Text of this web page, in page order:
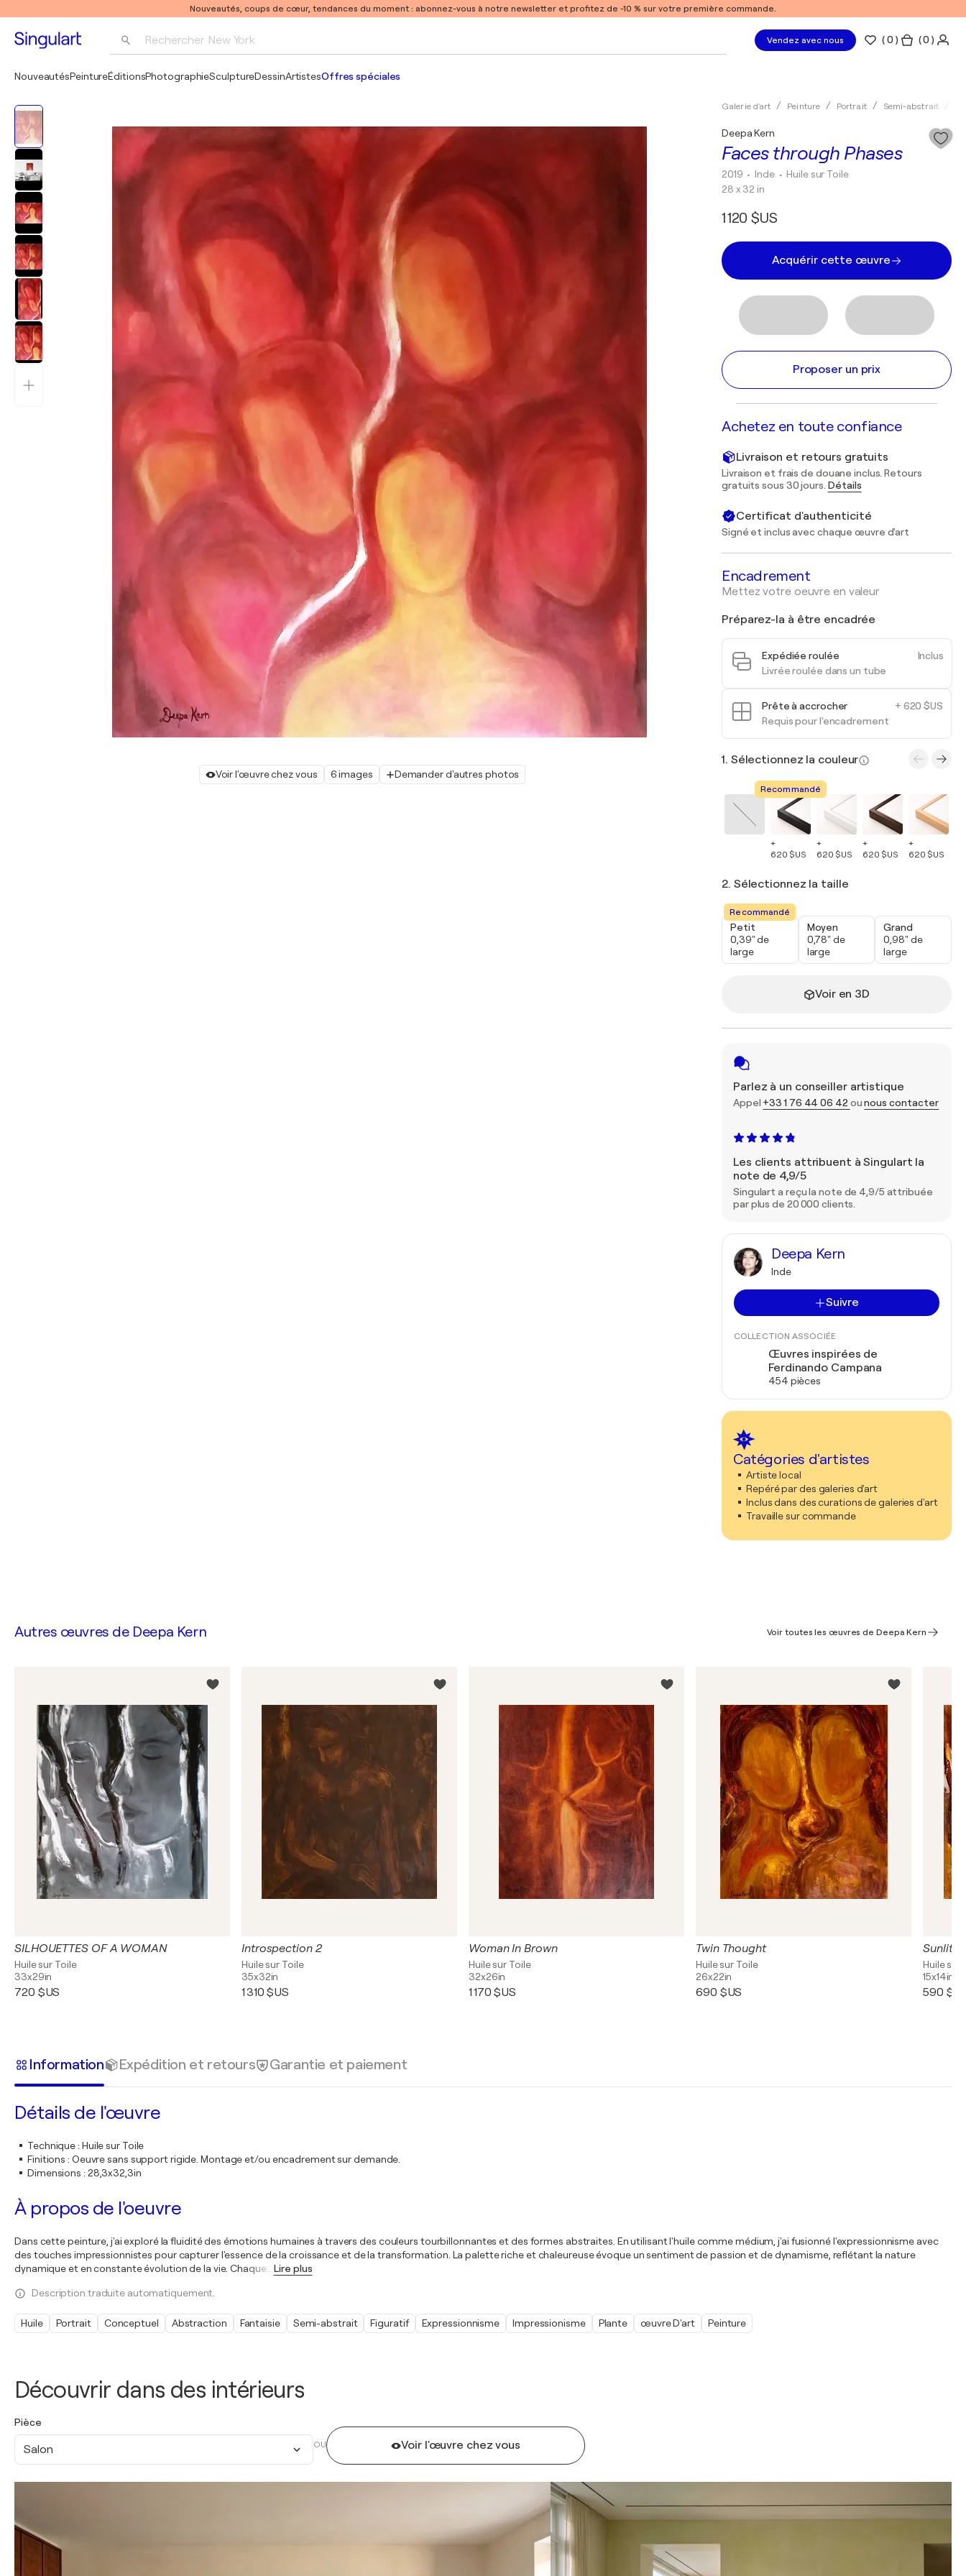
Nouveautés, coups de cœur, tendances du moment : abonnez-vous à notre newsletter et profitez de -10 % sur votre première commande.
Rechercher New York
Pablo Picasso
Vendez avec nous (0 ) ( 0 )
NouveautésPeintureÉditionsPhotographieSculptureDessinArtistesOffres spéciales
Voir l'œuvre chez vous 6 images Demander d'autres photos
Galerie d'art Peinture Portrait Semi-abstrait
Faces through Phases
Deepa Kern
2019 • Inde • Huile sur Toile
28 x 32 in
1 120 $US
Acquérir cette œuvre
Proposer un prix
Achetez en toute confiance
Livraison et retours gratuits
Livraison et frais de douane inclus. Retours
gratuits sous 30 jours. Détails
Certificat d'authenticité
Signé et inclus avec chaque œuvre d'art
Encadrement
Mettez votre oeuvre en valeur
Préparez-la à être encadrée
Inclus
Expédiée roulée
Livrée roulée dans un tube
+ 620 $US
Prête à accrocher
Requis pour l'encadrement
1. Sélectionnez la couleur
Recommandé
+
620 $US
+
620 $US
+
620 $US
+
620 $US
2. Sélectionnez la taille
Recommandé
Petit
0,39" de
large
Moyen
0,78" de
large
Grand
0,98" de
large
Voir en 3D
Parlez à un conseiller artistique
Appel +33 1 76 44 06 42 ounous contacter
Les clients attribuent à Singulart la
note de 4,9/5
Singulart a reçu la note de 4,9/5 attribuée
par plus de 20 000 clients.
Deepa Kern
Inde
Suivre
COLLECTION ASSOCIÉE
Œuvres inspirées de
Ferdinando Campana
454 pièces
Catégories d'artistes
Artiste local
Repéré par des galeries d'art
Inclus dans des curations de galeries d'art
Travaille sur commande
Découvrir dans des intérieurs
Pièce
Salon OU Voir l'œuvre chez vous
Autres œuvres de Deepa Kern Voir toutes les œuvres de Deepa Kern
SILHOUETTES OF A WOMAN
Huile sur Toile
33x29in
720 $US
Introspection 2
Huile sur Toile
35x32in
1 310 $US
Woman In Brown
Huile sur Toile
32x26in
1 170 $US
Twin Thought
Huile sur Toile
26x22in
690 $US
Sunlit
Huile sur
15x14in
590
Information Expédition et retours Garantie et paiement
Détails de l'œuvre
Technique: Huile sur Toile
Finitions : Oeuvre sans support rigide. Montage et/ou encadrement sur demande.
Dimensions : 28,3x32,3in
À propos de l'oeuvre
Dans cette peinture, j'ai exploré la fluidité des émotions humaines à travers des couleurs tourbillonnantes et des formes abstraites. En utilisant l'huile comme médium, j'ai fusionné l'expressionnisme avec
des touches impressionnistes pour capturer l'essence de la croissance et de la transformation. La palette riche et chaleureuse évoque un sentiment de passion et de dynamisme, reflétant la nature
dynamique et en constante évolution de la vie. Chaque
Lire plus
Description traduite automatiquement.
Huile Portrait Conceptuel Abstraction Fantaisie Semi-abstrait Figuratif Expressionnisme Impressionisme Plante œuvre D'art Peinture